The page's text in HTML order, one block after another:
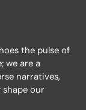
the pulse of
we are a
narratives,
our